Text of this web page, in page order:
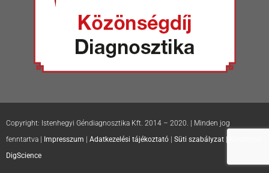
Copyright: Istenhegyi Géndiagnosztika Kft. 2014 – 2020. | Minden jog
fenntartva | Impresszum | Adatkezelési tájékoztató | Süti szabályzat | Készítette:
DigScience